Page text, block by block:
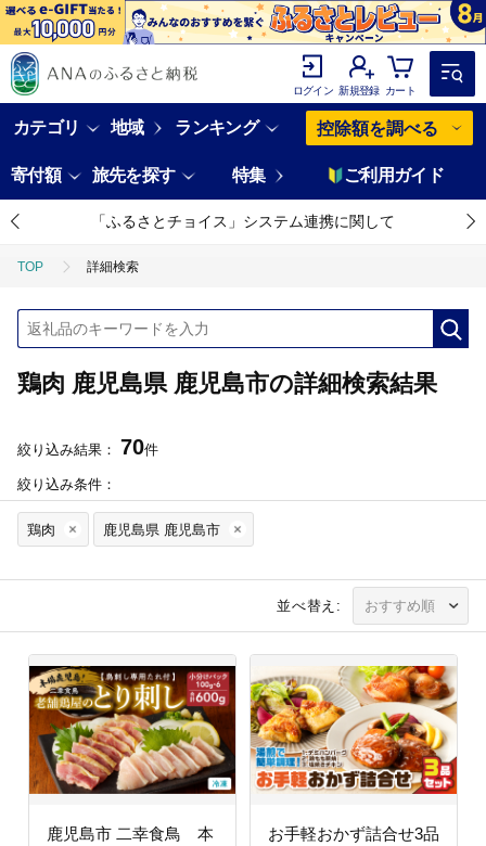
ログイン 新規登録 カート
カテゴリ 地域 ランキング 控除額を調べる
寄付額 旅先を探す 特集 ご利用ガイド
「ふるさとチョイス」システム連携に関して
TOP 詳細検索
鶏肉 鹿児島県 鹿児島市の詳細検索結果
絞り込み結果： 70件
絞り込み条件：
鶏肉 鹿児島県 鹿児島市
並べ替え:
鹿児島市 二幸食鳥 本
お手軽おかず詰合せ3品